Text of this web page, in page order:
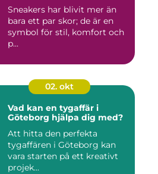
Sneakers har blivit mer än
bara ett par skor; de är en
symbol för stil, komfort och
p...
02. okt
Vad kan en tygaffär i
Göteborg hjälpa dig med?
Att hitta den perfekta
tygaffären i Göteborg kan
vara starten på ett kreativt
projek...